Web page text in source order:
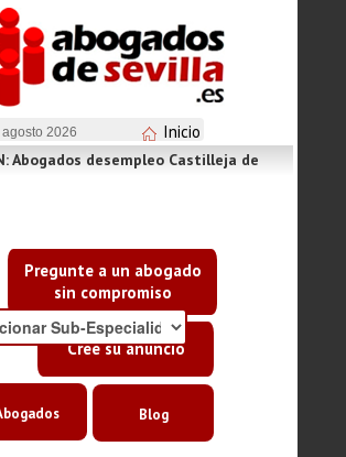
agosto 2026 Inicio
Pregunte a un abogado
sin compromiso
Cree su anuncio
Abogados desempleo Castilleja de
Blog